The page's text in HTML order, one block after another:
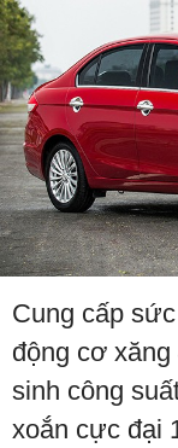
Cung cấp
động cơ
sinh công
xoắn cực đại